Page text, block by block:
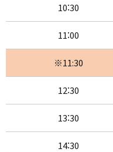
10:30
11:00
※11:30
12:30
13:30
14:30